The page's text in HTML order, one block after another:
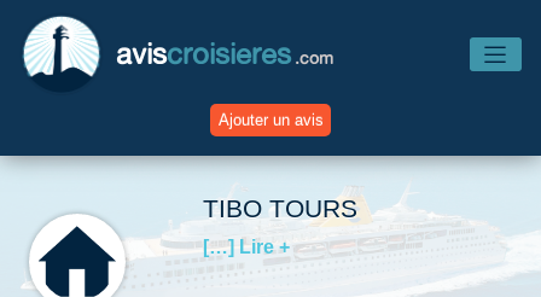
aviscroisieres .com
Ajouter un avis
Accueil
Avis Compagnies
TIBO TOURS
[…] Lire +